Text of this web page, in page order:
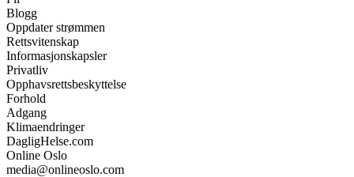
Blogg
Oppdater strømmen
Rettsvitenskap
Informasjonskapsler
Privatliv
Opphavsrettsbeskyttelse
Forhold
Adgang
Klimaendringer
DagligHelse.com
Online Oslo
media@onlineoslo.com